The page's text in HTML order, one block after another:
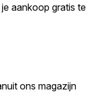
aankoop gratis te
ons magazijn